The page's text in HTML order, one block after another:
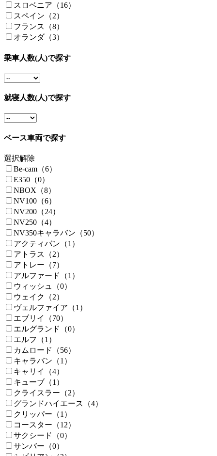
スロベニア（16）
スペイン（2）
フランス（8）
オランダ（3）
乗車人数(人)で探す
就寝人数(人)で探す
ベース車両で探す
選択解除
Be-cam（6）
E350（0）
NBOX（8）
NV100（6）
NV200（24）
NV250（4）
NV350キャラバン（50）
アクティバン（1）
アトラス（2）
アトレー（7）
アルファード（1）
ウィッシュ（0）
ウェイク（2）
ヴェルファイア（1）
エブリイ（70）
エルグランド（0）
エルフ（1）
カムロード（56）
キャラバン（1）
キャリイ（4）
キューブ（1）
クライスラー（2）
グランドハイエース（4）
クリッパー（1）
コースター（12）
サクシード（0）
サンバー（0）